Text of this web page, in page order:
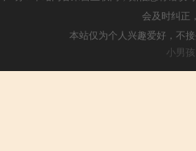
会及时纠正
本站仅为个人兴趣爱好，不
小男孩